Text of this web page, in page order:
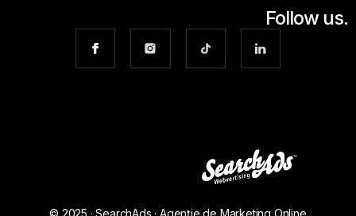
Follow us.
© 2025 · SearchAds · Agenție de Marketing Online